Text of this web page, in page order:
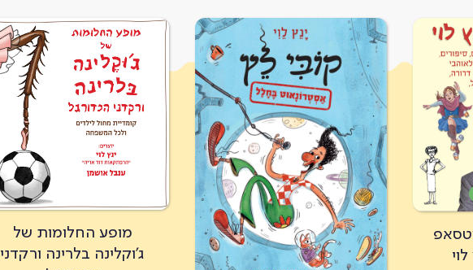
מופע החלומות של
ג'וקלינה בלרינה ורקדני